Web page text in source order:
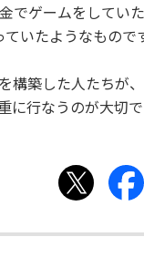
でゲームをしてい
いたようなもの
構築した人たちが
に行なうのが大切で